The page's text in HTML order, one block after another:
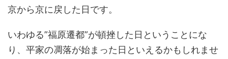
京から京に戻した日です。
いわゆる”福原遷都”が頓挫した日ということにな
り、平家の凋落が始まった日といえるかもしれませ